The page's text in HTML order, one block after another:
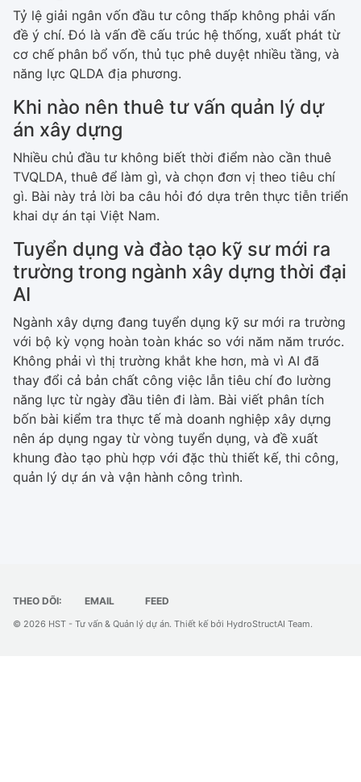
Tỷ lệ giải ngân vốn đầu tư công thấp không phải vấn
đề ý chí. Đó là vấn đề cấu trúc hệ thống, xuất phát từ
cơ chế phân bổ vốn, thủ tục phê duyệt nhiều tầng, và
năng lực QLDA địa phương.
Khi nào nên thuê tư vấn quản lý dự
án xây dựng
Nhiều chủ đầu tư không biết thời điểm nào cần thuê
TVQLDA, thuê để làm gì, và chọn đơn vị theo tiêu chí
gì. Bài này trả lời ba câu hỏi đó dựa trên thực tiễn triển
khai dự án tại Việt Nam.
Tuyển dụng và đào tạo kỹ sư mới ra
trường trong ngành xây dựng thời đại
AI
Ngành xây dựng đang tuyển dụng kỹ sư mới ra trường
với bộ kỳ vọng hoàn toàn khác so với năm năm trước.
Không phải vì thị trường khắt khe hơn, mà vì AI đã
thay đổi cả bản chất công việc lẫn tiêu chí đo lường
năng lực từ ngày đầu tiên đi làm. Bài viết phân tích
bốn bài kiểm tra thực tế mà doanh nghiệp xây dựng
nên áp dụng ngay từ vòng tuyển dụng, và đề xuất
khung đào tạo phù hợp với đặc thù thiết kế, thi công,
quản lý dự án và vận hành công trình.
THEO DÕI: EMAIL FEED
© 2026 HST - Tư vấn & Quản lý dự án. Thiết kế bởi HydroStructAI Team.